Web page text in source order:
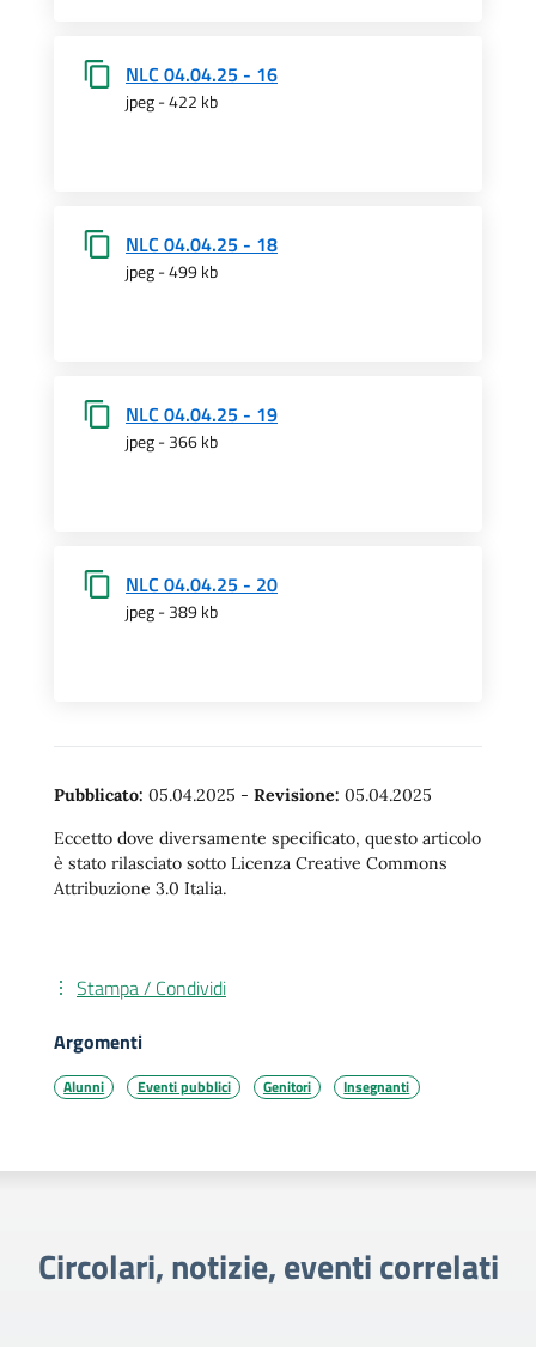
NLC 04.04.25 - 16
jpeg - 422 kb
NLC 04.04.25 - 18
jpeg - 499 kb
NLC 04.04.25 - 19
jpeg - 366 kb
NLC 04.04.25 - 20
jpeg - 389 kb
Pubblicato: 05.04.2025 - Revisione: 05.04.2025
Eccetto dove diversamente specificato, questo articolo
è stato rilasciato sotto Licenza Creative Commons
Attribuzione 3.0 Italia.
Stampa / Condividi
Argomenti
Alunni Eventi pubblici Genitori Insegnanti
Circolari, notizie, eventi correlati